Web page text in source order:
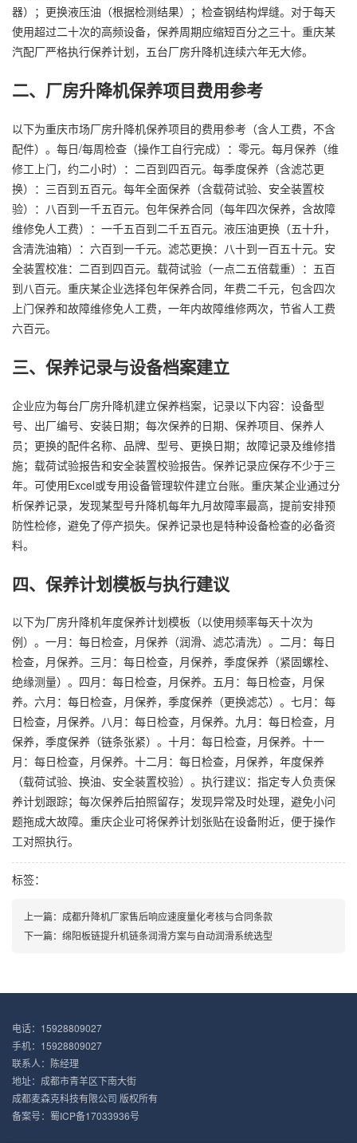
器）；更换液压油（根据检测结果）；检查钢结构焊缝。对于每天
使用超过二十次的高频设备，保养周期应缩短百分之三十。重庆某
汽配厂严格执行保养计划，五台厂房升降机连续六年无大修。
二、厂房升降机保养项目费用参考
以下为重庆市场厂房升降机保养项目的费用参考（含人工费，不含
配件）。每日/每周检查（操作工自行完成）：零元。每月保养（维
修工上门，约二小时）：二百到四百元。每季度保养（含滤芯更
换）：三百到五百元。每年全面保养（含载荷试验、安全装置校
验）：八百到一千五百元。包年保养合同（每年四次保养，含故障
维修免人工费）：一千五百到二千五百元。液压油更换（五十升，
含清洗油箱）：六百到一千元。滤芯更换：八十到一百五十元。安
全装置校准：二百到四百元。载荷试验（一点二五倍载重）：五百
到八百元。重庆某企业选择包年保养合同，年费二千元，包含四次
上门保养和故障维修免人工费，一年内故障维修两次，节省人工费
六百元。
三、保养记录与设备档案建立
企业应为每台厂房升降机建立保养档案，记录以下内容：设备型
号、出厂编号、安装日期；每次保养的日期、保养项目、保养人
员；更换的配件名称、品牌、型号、更换日期；故障记录及维修措
施；载荷试验报告和安全装置校验报告。保养记录应保存不少于三
年。可使用Excel或专用设备管理软件建立台账。重庆某企业通过分
析保养记录，发现某型号升降机每年九月故障率最高，提前安排预
防性检修，避免了停产损失。保养记录也是特种设备检查的必备资
料。
四、保养计划模板与执行建议
以下为厂房升降机年度保养计划模板（以使用频率每天十次为
例）。一月：每日检查，月保养（润滑、滤芯清洗）。二月：每日
检查，月保养。三月：每日检查，月保养，季度保养（紧固螺栓、
绝缘测量）。四月：每日检查，月保养。五月：每日检查，月保
养。六月：每日检查，月保养，季度保养（更换滤芯）。七月：每
日检查，月保养。八月：每日检查，月保养。九月：每日检查，月
保养，季度保养（链条张紧）。十月：每日检查，月保养。十一
月：每日检查，月保养。十二月：每日检查，月保养，年度保养
（载荷试验、换油、安全装置校验）。执行建议：指定专人负责保
养计划跟踪；每次保养后拍照留存；发现异常及时处理，避免小问
题拖成大故障。重庆企业可将保养计划张贴在设备附近，便于操作
工对照执行。
标签：
上一篇： 成都升降机厂家售后响应速度量化考核与合同条款
下一篇： 绵阳板链提升机链条润滑方案与自动润滑系统选型
电话：15928809027
手机：15928809027
联系人：陈经理
地址：成都市青羊区下南大街
成都麦森克科技有限公司 版权所有
备案号： 蜀ICP备17033936号